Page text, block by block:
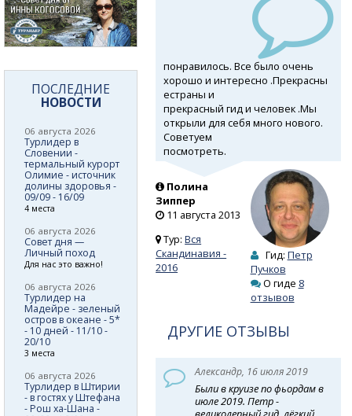
понравилось. Все было очень
хорошо и интересно .Прекрасны
естраны и
прекрасный гид и человек .Мы
открыли для себя много нового.
Советуем
посмотреть.
Полина
Зиппер
11 августа 2013
Тур:Вся
Скандинавия -
2016
Гид: Петр
Пучков
О гиде 8
отзывов
ДРУГИЕ ОТЗЫВЫ
Александр, 16 июля 2019
Были в круизе по фьордам в
июле 2019. Петр -
ПОСЛЕДНИЕ
НОВОСТИ
06 августа 2026
Турлидер в
Словении -
термальный курорт
Олимие - источник
долины здоровья -
09/09 - 16/09
4 места
06 августа 2026
Совет дня —
Личный поход
Для нас это важно!
06 августа 2026
Турлидер на
Мадейре - зеленый
остров в океане - 5*
- 10 дней - 11/10 -
20/10
3 места
06 августа 2026
Турлидер в Штирии
- в гостях у Штефана
- Рош ха-Шана -